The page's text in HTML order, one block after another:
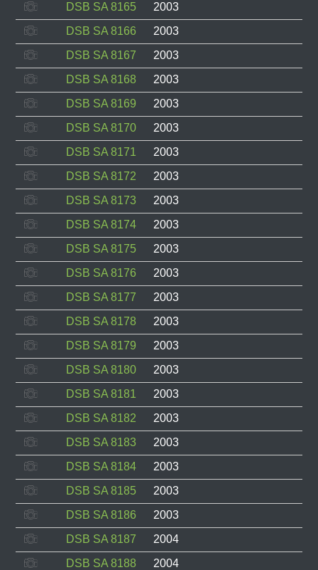
DSB SA 8165
2003
DSB SA 8166
2003
DSB SA 8167
2003
DSB SA 8168
2003
DSB SA 8169
2003
DSB SA 8170
2003
DSB SA 8171
2003
DSB SA 8172
2003
DSB SA 8173
2003
DSB SA 8174
2003
DSB SA 8175
2003
DSB SA 8176
2003
DSB SA 8177
2003
DSB SA 8178
2003
DSB SA 8179
2003
DSB SA 8180
2003
DSB SA 8181
2003
DSB SA 8182
2003
DSB SA 8183
2003
DSB SA 8184
2003
DSB SA 8185
2003
DSB SA 8186
2003
DSB SA 8187
2004
DSB SA 8188
2004